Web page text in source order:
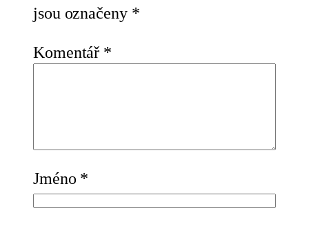
jsou označeny *
Komentář *
Jméno *